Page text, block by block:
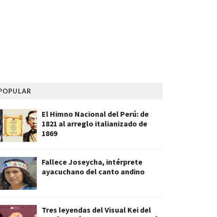
El Himno Nacional del Perú: de
1821 al arreglo italianizado de
1869
Fallece Joseycha, intérprete
ayacuchano del canto andino
Tres leyendas del Visual Kei del